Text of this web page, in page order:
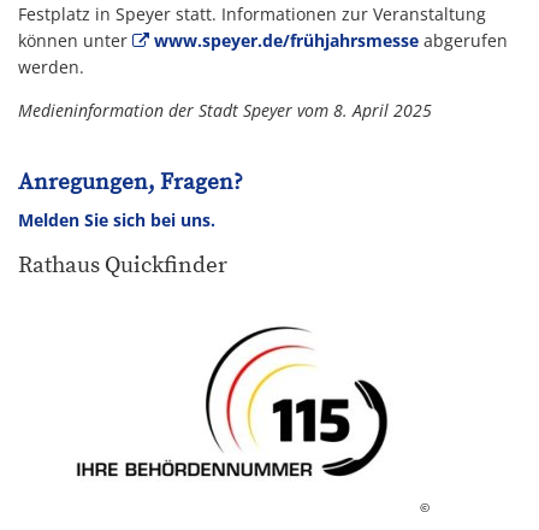
Festplatz in Speyer statt. Informationen zur Veranstaltung
können unter
www.speyer.de/frühjahrsmesseabgerufen
werden.
Medieninformation der Stadt Speyer vom 8. April 2025
Anregungen, Fragen?
Melden Sie sich bei uns.
Rathaus Quickfinder
©